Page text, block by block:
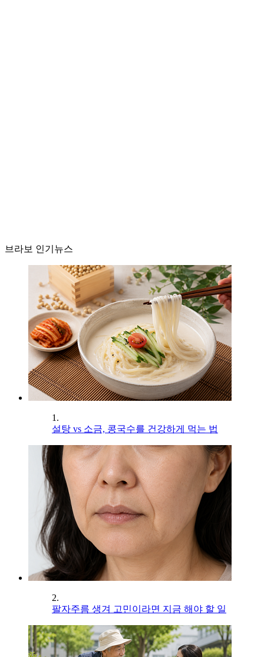
브라보 인기뉴스
1.
설탕 vs 소금, 콩국수를 건강하게 먹는 법
2.
팔자주름 생겨 고민이라면 지금 해야 할 일